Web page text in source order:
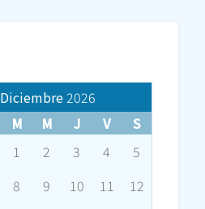
Diciembre2026
M M J V
S
1
2 3 4
5
8 9 10 11
12